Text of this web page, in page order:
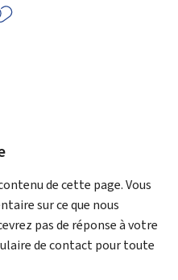
de cette page. Vous
sur ce que nous
pas de réponse à votre
de contact pour toute